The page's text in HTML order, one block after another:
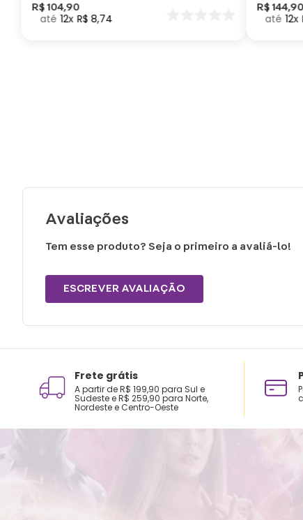
R$ 104,90
12 R$ 8,74
Como
seu
R$ 144,90
12
Avaliações
Tem esse produto? Seja o primeiro a avaliá-lo!
ESCREVER AVALIAÇÃO
Frete grátis
A partir de R$ 199,90 para Sul e
Sudeste e R$ 259,90 para Norte,
Nordeste e Centro-Oeste